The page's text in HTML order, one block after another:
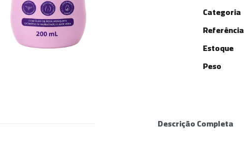
Categoria
Referência
Estoque
Peso
Descrição Completa